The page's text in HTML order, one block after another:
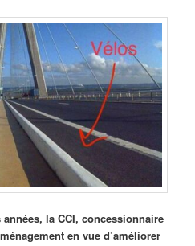
la CCI, concessionnaire
en vue d’améliorer